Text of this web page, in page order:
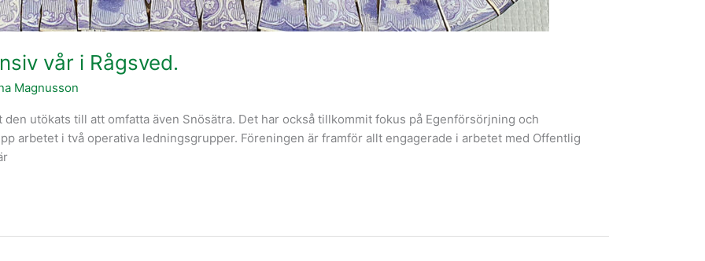
vår i Rågsved.
Magnusson
utökats till att omfatta även Snösätra. Det har också tillkommit fokus på Egenförsörjning och
arbetet i två operativa ledningsgrupper. Föreningen är framför allt engagerade i arbetet med Offentlig